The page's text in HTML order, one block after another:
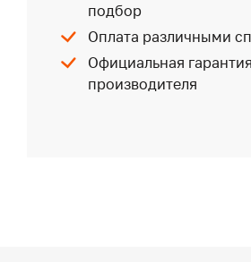
подбор
Оплата различными
Официальная
производителя